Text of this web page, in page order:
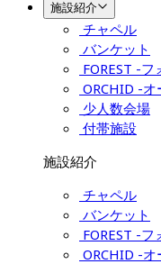
施設紹介
チャペル
バンケット
FOREST -フ
ORCHID -オ
少人数会場
付帯施設
施設紹介
チャペル
バンケット
FOREST -フ
ORCHID -オ